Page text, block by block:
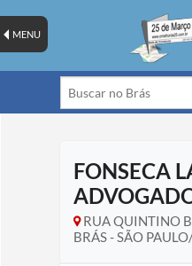
MENU
FONSECA
RUA QUINTINO
BRÁS - SÃO